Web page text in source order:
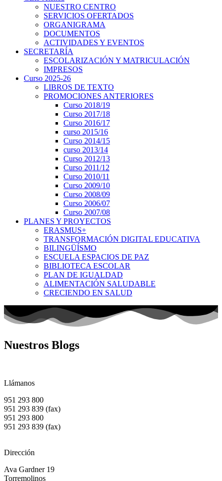
NUESTRO CENTRO
SERVICIOS OFERTADOS
ORGANIGRAMA
DOCUMENTOS
ACTIVIDADES Y EVENTOS
SECRETARÍA
ESCOLARIZACIÓN Y MATRICULACIÓN
IMPRESOS
Curso 2025-26
LIBROS DE TEXTO
PROMOCIONES ANTERIORES
Curso 2018/19
Curso 2017/18
Curso 2016/17
curso 2015/16
Curso 2014/15
curso 2013/14
Curso 2012/13
Curso 2011/12
Curso 2010/11
Curso 2009/10
Curso 2008/09
Curso 2006/07
Curso 2007/08
PLANES Y PROYECTOS
ERASMUS+
TRANSFORMACIÓN DIGITAL EDUCATIVA
BILINGÜÍSMO
ESCUELA ESPACIOS DE PAZ
BIBLIOTECA ESCOLAR
PLAN DE IGUALDAD
ALIMENTACIÓN SALUDABLE
CRECIENDO EN SALUD
Nuestros Blogs
Llámanos
951 293 800
951 293 839 (fax)
951 293 800
951 293 839 (fax)
Dirección
Ava Gardner 19
Torremolinos